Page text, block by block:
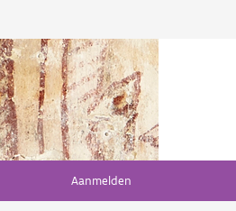
Aanmelden